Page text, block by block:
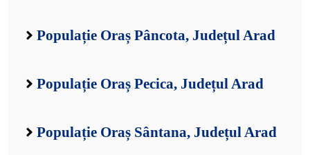
Populație Oraș Pâncota, Județul Arad
Populație Oraș Pecica, Județul Arad
Populație Oraș Sântana, Județul Arad